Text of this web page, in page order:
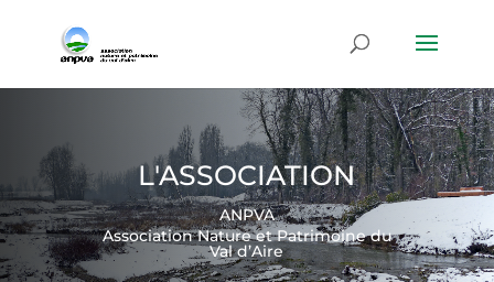
L'ASSOCIATION
ANPVA
Association Nature et Patrimoine du
Val d’Aire